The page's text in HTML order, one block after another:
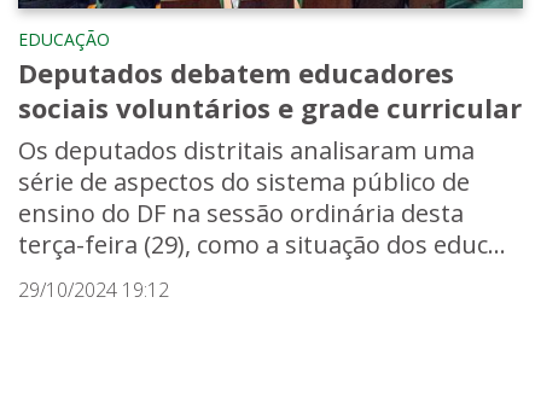
EDUCAÇÃO
Deputados debatem educadores
sociais voluntários e grade curricular
Os deputados distritais analisaram uma
série de aspectos do sistema público de
ensino do DF na sessão ordinária desta
terça-feira (29), como a situação dos educ...
29/10/2024 19:12